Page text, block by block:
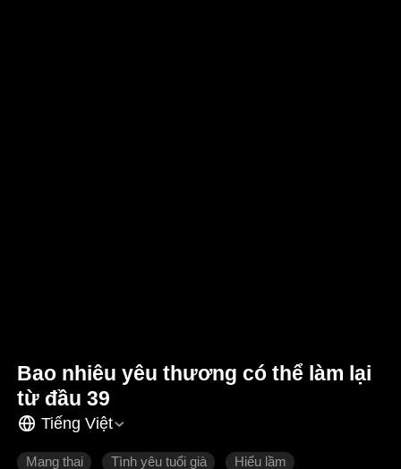
Bao nhiêu yêu thương có thể làm lại
từ đầu 39
Tiếng Việt
Mang thai Tình yêu tuổi già Hiểu lầm